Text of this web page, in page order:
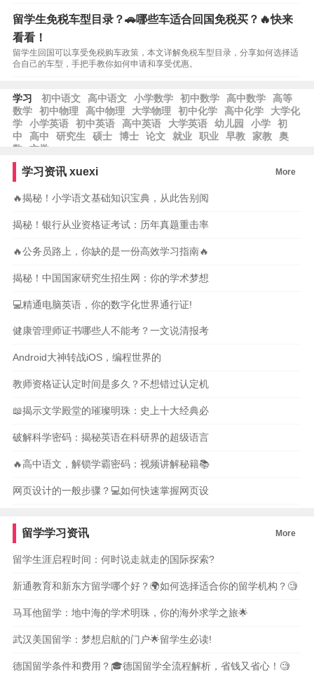
留学生免税车型目录？🚗哪些车适合回国免税买？🔥快来
看看！
留学生回国可以享受免税购车政策，本文详解免税车型目录，分享如何选择适
合自己的车型，手把手教你如何申请和享受优惠。
学习 初中语文 高中语文 小学数学 初中数学 高中数学
高等
数学
初中物理 高中物理 大学物理 初中化学 高中化学
大学化
学
小学英语 初中英语 高中英语 大学英语 幼儿园 小学
初
中
高中 研究生 硕士 博士 论文 就业 职业 早教 家教
奥
数
文学
学习资讯 xuexi More
🔥揭秘！小学语文基础知识宝典，从此告别阅
揭秘！银行从业资格证考试：历年真题重击率
🔥公务员路上，你缺的是一份高效学习指南🔥
揭秘！中国国家研究生招生网：你的学术梦想
💻精通电脑英语，你的数字化世界通行证!
健康管理师证书哪些人不能考？一文说清报考
Android大神转战iOS，编程世界的
教师资格证认定时间是多久？不想错过认定机
📖揭示文学殿堂的璀璨明珠：史上十大经典必
破解科学密码：揭秘英语在科研界的超级语言
🔥高中语文，解锁学霸密码：视频讲解秘籍📚
网页设计的一般步骤？💻如何快速掌握网页设
留学学习资讯 More
留学生涯启程时间：何时说走就走的国际探索?
新通教育和新东方留学哪个好？🌍如何选择适合你的留学机构？🧐
马耳他留学：地中海的学术明珠，你的海外求学之旅🌟
武汉美国留学：梦想启航的门户🌟留学生必读!
德国留学条件和费用？🎓德国留学全流程解析，省钱又省心！🧐